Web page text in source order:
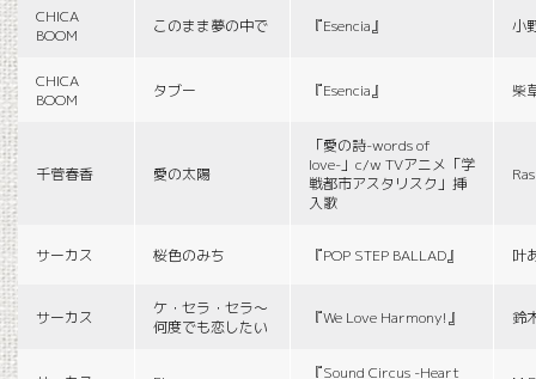
CHICA
BOOM
このまま夢の中で 『Esencia』 小
CHICA
BOOM
タブー 『Esencia』 柴
千菅春香 愛の太陽
「愛の詩-words of
love-」c/w TVアニメ「学
戦都市アスタリスク」挿
入歌
サーカス 桜色のみち 『POP STEP BALLAD』 叶
サーカス
ケ・セラ・セラ〜
何度でも恋したい
『We Love Harmony!』 鈴
『Sound Circus -Heart